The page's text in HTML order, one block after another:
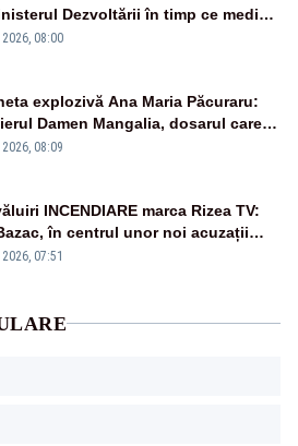
Dezvoltării în timp ce medicii
stradă
08:00
explozivă Ana Maria Păcuraru:
Damen Mangalia, dosarul care
apărarea României
08:09
INCENDIARE marca Rizea TV:
în centrul unor noi acuzații
07:51